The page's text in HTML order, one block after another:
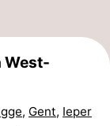
West-
, Gent, Ieper